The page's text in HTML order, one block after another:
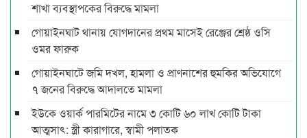
শাখা ব্যবস্থাপকের বিরুদ্ধে মামলা
গোয়াইনঘাট থানায় যোগদানের প্রথম মাসেই রেঞ্জের শ্রেষ্ঠ ওসি
ওমর ফারুক
গোয়াইনঘাটে জমি দখল, হামলা ও প্রাণনাশের হুমকির অভিযোগে
৭ জনের বিরুদ্ধে আদালতে মামলা
ইউকে ওয়ার্ক পারমিটের নামে ৩ কোটি ৬০ লাখ কোটি টাকা
আত্মসাৎ: স্ত্রী কারাগারে, স্বামী পলাতক